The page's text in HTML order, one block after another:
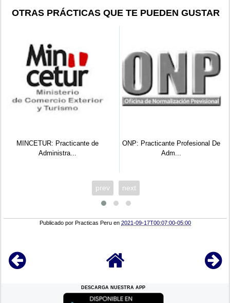
OTRAS PRÁCTICAS QUE TE PUEDEN GUSTAR
MINCETUR: Practicante de
Administra...
ONP: Practicante Profesional De
Adm...
prev next
Publicado porPracticas Peru en2021-09-17T00:07:00-05:00
DESCARGA NUESTRA APP